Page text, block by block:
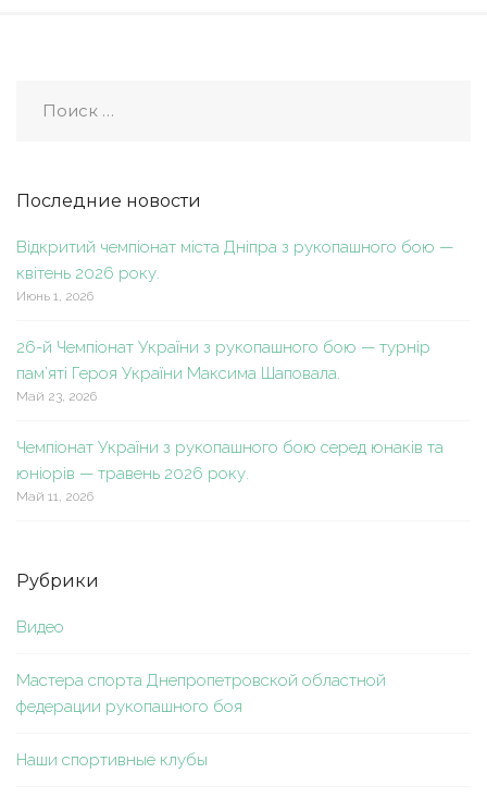
Последние новости
Відкритий чемпіонат міста Дніпра з рукопашного бою —
квітень 2026 року.
Июнь 1, 2026
26-й Чемпіонат України з рукопашного бою — турнір
пам’яті Героя України Максима Шаповала.
Май 23, 2026
Чемпіонат України з рукопашного бою серед юнаків та
юніорів — травень 2026 року.
Май 11, 2026
Рубрики
Видео
Мастера спорта Днепропетровской областной
федерации рукопашного боя
Наши спортивные клубы